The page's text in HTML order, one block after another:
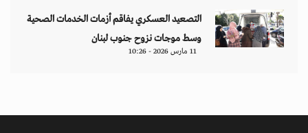
التصعيد العسكري يفاقم أزمات الخدمات الصحية
وسط موجات نزوح جنوب لبنان
11 مارس 2026 - 10:26